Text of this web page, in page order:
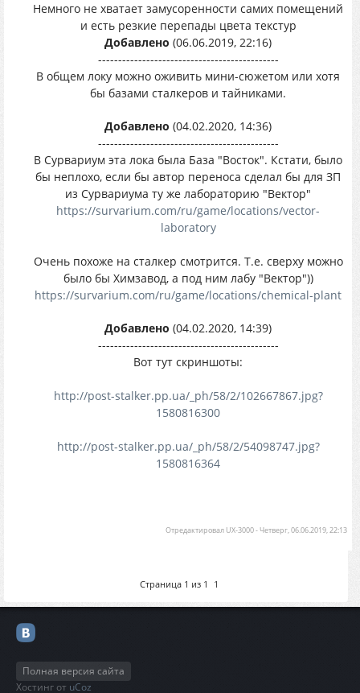
Немного не хватает замусоренности самих помещений
и есть резкие перепады цвета текстур
Добавлено (06.06.2019, 22:16)
---------------------------------------------
В общем локу можно оживить мини-сюжетом или хотя
бы базами сталкеров и тайниками.
Добавлено (04.02.2020, 14:36)
---------------------------------------------
В Сурвариум эта лока была База "Восток". Кстати, было
бы неплохо, если бы автор переноса сделал бы для ЗП
из Сурвариума ту же лабораторию "Вектор"
https://survarium.com/ru/game/locations/vector-
laboratory
Очень похоже на сталкер смотрится. Т.е. сверху можно
было бы Химзавод, а под ним лабу "Вектор"))
https://survarium.com/ru/game/locations/chemical-plant
Добавлено (04.02.2020, 14:39)
---------------------------------------------
Вот тут скриншоты:
http://post-stalker.pp.ua/_ph/58/2/102667867.jpg?
1580816300
http://post-stalker.pp.ua/_ph/58/2/54098747.jpg?
1580816364
Отредактировал UX-3000-Четверг, 06.06.2019, 22:13
Страница 1 из 1 1
Полная версия сайта
Хостинг от uCoz